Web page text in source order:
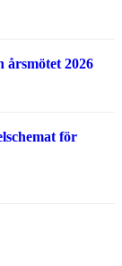
årsmötet 2026
för